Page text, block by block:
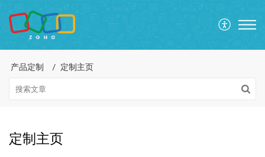
产品定制 定制主页
定制主页